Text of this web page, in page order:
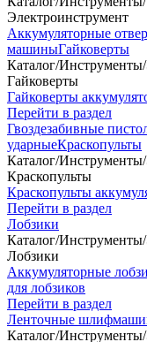
Электроинструмент
Аккумуляторные
машиныГайковерты
Каталог/Инструменты/
Гайковерты
Гайковерты
Перейти в раздел
Гвоздезабивные
ударныеКраскопульты
Каталог/Инструменты/
Краскопульты
Краскопульты
Перейти в раздел
Лобзики
Каталог/Инструменты/
Лобзики
Аккумуляторные
для лобзиков
Перейти в раздел
Ленточные
Каталог/Инструменты/